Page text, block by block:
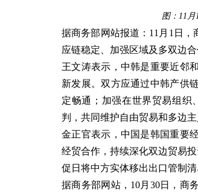
图：11
据商务部网站报道：11月1日
应链稳定、加强区域及多双边合
王文涛表示，中韩是重要近邻
新发展。双方应通过中韩产供
定畅通；加强在世界贸易组织
判，共同维护自由贸易和多边主
金正官表示，中国是韩国重要
经贸合作，持续深化双边贸易投
促日将中方实体移出出口管制
据商务部网站，10月30日，商